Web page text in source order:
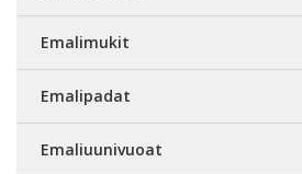
Emalimukit
Emalipadat
Emaliuunivuoat